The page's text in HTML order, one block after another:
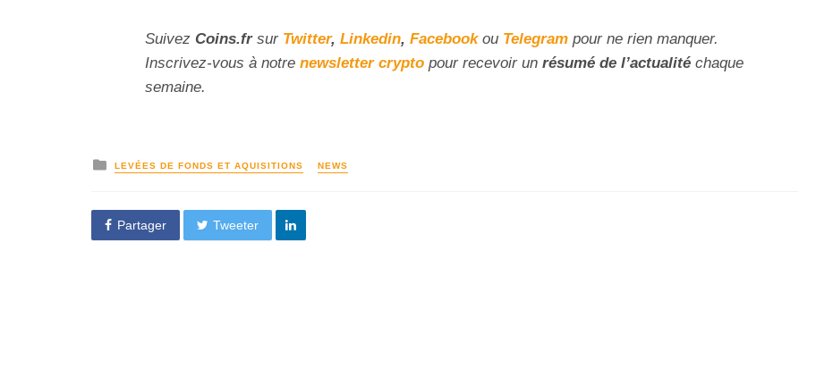
Suivez Coins.fr sur Twitter, Linkedin, Facebookou Telegram pour ne rien manquer.
Inscrivez-vous à notre newsletter crypto pour recevoir un résumé de l’actualité chaque
semaine.
LEVÉES DE FONDS ET AQUISITIONS NEWS
Partager Tweeter